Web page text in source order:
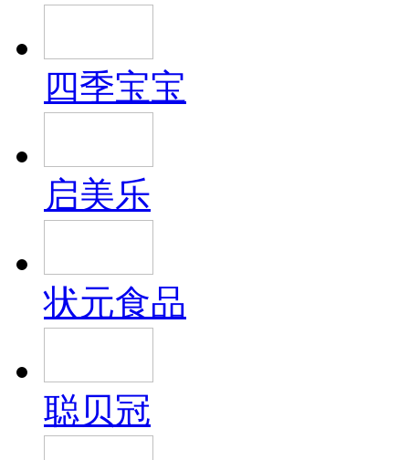
四季宝宝
启美乐
状元食品
聪贝冠